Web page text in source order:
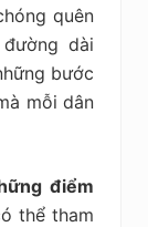
quên
dài
bước
mỗi dân
điểm
thể tham